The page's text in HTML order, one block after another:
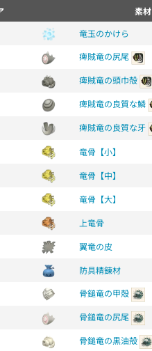
素材
竜玉のかけら
痺賊竜の尻尾
痺賊竜の頭巾殻
痺賊竜の良質な鱗
痺賊竜の良質な牙
竜骨【小】
竜骨【中】
竜骨【大】
上竜骨
翼竜の皮
防具精錬材
骨鎚竜の甲殻
骨鎚竜の尻尾
骨鎚竜の黒油殻